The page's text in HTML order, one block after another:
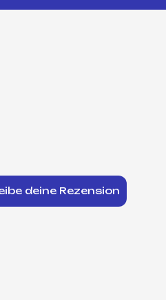
deine Rezension